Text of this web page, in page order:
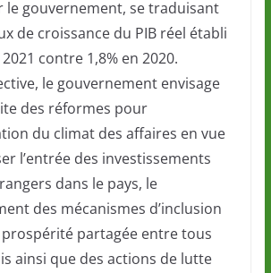
le gouvernement, se traduisant
de croissance du PIB réel établi
contre 1,8% en 2020.
le gouvernement envisage
des réformes pour
du climat des affaires en vue
l’entrée des investissements
dans le pays, le
des mécanismes d’inclusion
partagée entre tous
ainsi que des actions de lutte